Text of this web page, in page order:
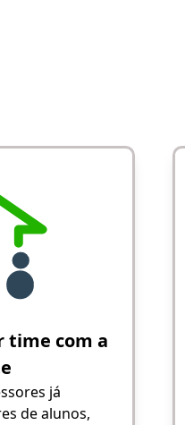
time com a
já
de alunos,